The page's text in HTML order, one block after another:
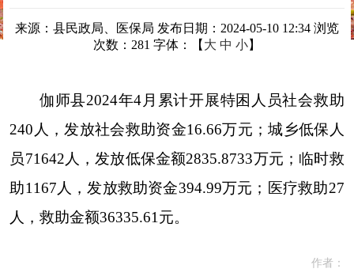
来源：县民政局、医保局 发布日期：2024-05-10 12:34 浏览
次数： 281 字体：【 大 中 小】
伽师县2024年4月累计开展特困人员社会救助
240人，发放社会救助资金16.66万元；城乡低保人
员71642人，发放低保金额2835.8733万元；临时救
助1167人，发放救助资金394.99万元；医疗救助27
人，救助金额36335.61元。
作者：